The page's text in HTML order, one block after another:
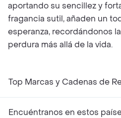
aportando su sencillez y
fragancia sutil, añaden un
esperanza, recordándonos
perdura más allá de la vida.
Top Marcas y Cadenas de
Encuéntranos en estos